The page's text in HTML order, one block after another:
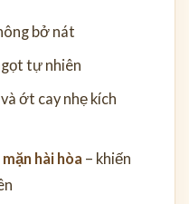
bở nát
tự nhiên
ớt cay nhẹ kích
hài hòa – khiến